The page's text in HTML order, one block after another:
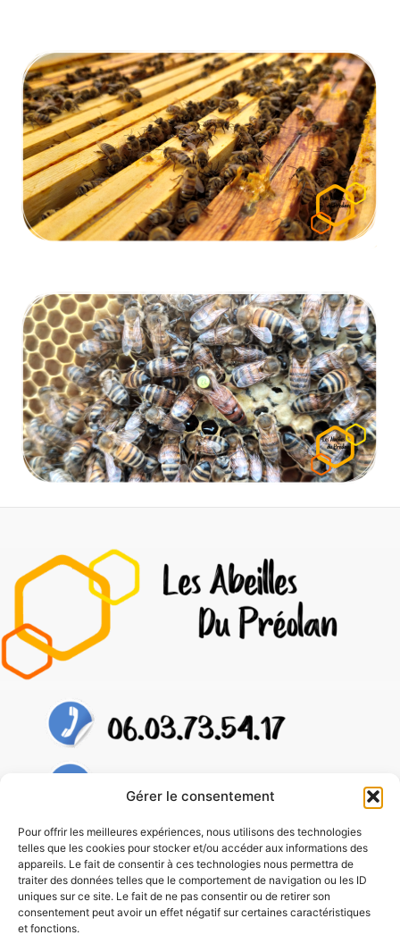
Gérer le consentement
Pour offrir les meilleures expériences, nous utilisons des technologies
telles que les cookies pour stocker et/ou accéder aux informations des
appareils. Le fait de consentir à ces technologies nous permettra de
traiter des données telles que le comportement de navigation ou les ID
uniques sur ce site. Le fait de ne pas consentir ou de retirer son
consentement peut avoir un effet négatif sur certaines caractéristiques
et fonctions.